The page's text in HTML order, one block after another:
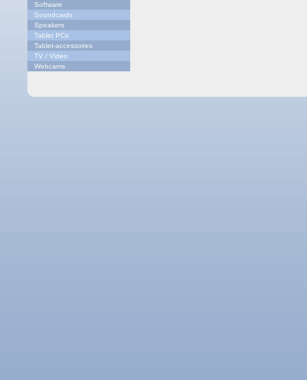
Software
Soundcards
Speakers
Tablet PCs
Tablet-accessoires
TV / Video
Webcams